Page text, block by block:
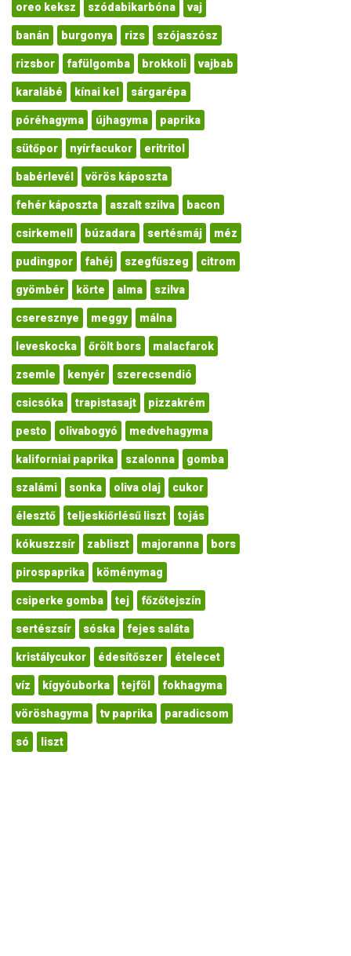
oreo keksz szódabikarbóna vaj
banán burgonya rizs szójaszósz
rizsbor fafülgomba brokkoli vajbab
karalábé kínai kel sárgarépa
póréhagyma újhagyma paprika
sütőpor nyírfacukor eritritol
babérlevél vörös káposzta
fehér káposzta aszalt szilva bacon
csirkemell búzadara sertésmáj méz
pudingpor fahéj szegfűszeg citrom
gyömbér körte alma szilva
cseresznye meggy málna
leveskocka őrölt bors malacfarok
zsemle kenyér szerecsendió
csicsóka trapistasajt pizzakrém
pesto olivabogyó medvehagyma
kaliforniai paprika szalonna gomba
szalámi sonka oliva olaj cukor
élesztő teljeskiőrlésű liszt tojás
kókuszzsír zabliszt majoranna bors
pirospaprika köménymag
csiperke gomba tej főzőtejszín
sertészsír sóska fejes saláta
kristálycukor édesítőszer ételecet
víz kígyóuborka tejföl fokhagyma
vöröshagyma tv paprika paradicsom
só liszt